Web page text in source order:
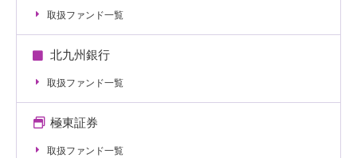
取扱ファンド一覧
北九州銀行
取扱ファンド一覧
極東証券
取扱ファンド一覧